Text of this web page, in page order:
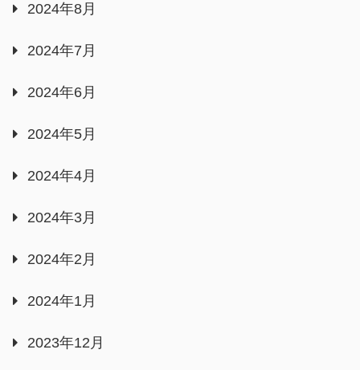
2024年8月
2024年7月
2024年6月
2024年5月
2024年4月
2024年3月
2024年2月
2024年1月
2023年12月